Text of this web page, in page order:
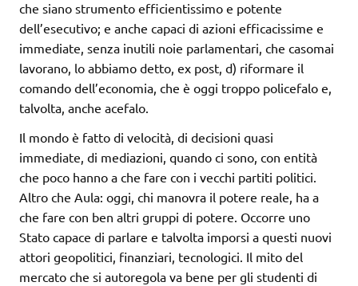
che siano strumento efficientissimo e potente
dell’esecutivo; e anche capaci di azioni efficacissime e
immediate, senza inutili noie parlamentari, che casomai
lavorano, lo abbiamo detto, ex post, d) riformare il
comando dell’economia, che è oggi troppo policefalo e,
talvolta, anche acefalo.
Il mondo è fatto di velocità, di decisioni quasi
immediate, di mediazioni, quando ci sono, con entità
che poco hanno a che fare con i vecchi partiti politici.
Altro che Aula: oggi, chi manovra il potere reale, ha a
che fare con ben altri gruppi di potere. Occorre uno
Stato capace di parlare e talvolta imporsi a questi nuovi
attori geopolitici, finanziari, tecnologici. Il mito del
mercato che si autoregola va bene per gli studenti di